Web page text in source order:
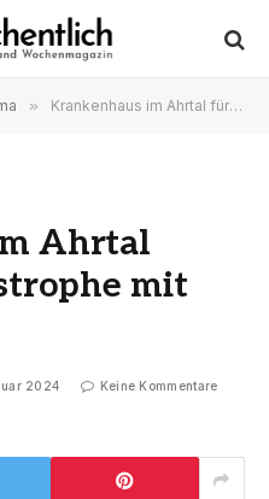
» Krankenhaus im Ahrtal fürchtet „Katastrophe mit Ansage“
Ahrtal
mit
2024 Keine Kommentare